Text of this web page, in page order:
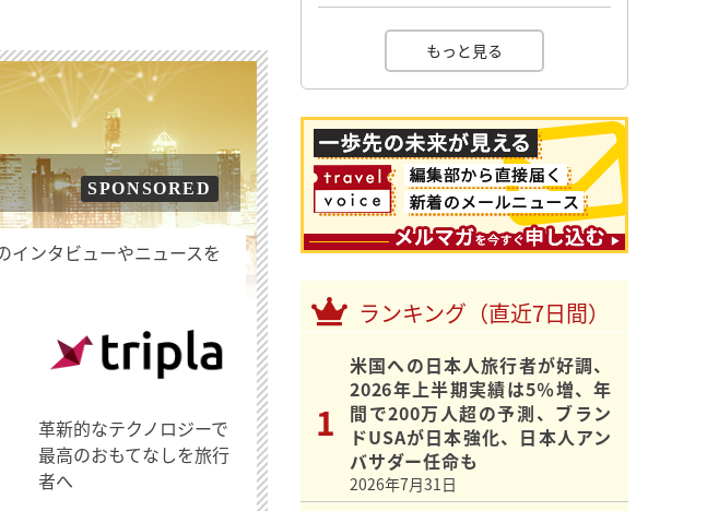
SPONSORED
インタビューやニュースを
革新的なテクノロジーで
最高のおもてなしを旅行
者へ
もっと見る
ランキング（直近7日間）
米国への日本人旅行者が好調、
2026年上半期実績は5％増、年
間で200万人超の予測、ブラン
ドUSAが日本強化、日本人アン
バサダー任命も
2026年7月31日